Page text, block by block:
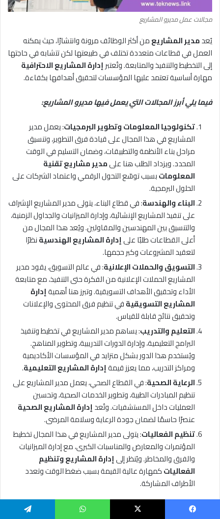
مجالات عمل مديرو المشاريع
يُعدمدير المشاريعمن أكثر الوظائف مرونة وانتشارًا، حيث يمكنه
العمل في قطاعات متعددة تختلف في طبيعتها لكن تتشابه في حاجتها
إلى التخطيط والتنفيذ والمتابعة. وتُعتبرإدارة المشاريع الاحترافية
مهارة أساسية تعتمد عليها المؤسسات لتحقيق أهدافها بكفاءة.
فيما يلي أبرز المجالات التي يعمل فيها مديرو المشاريع:
تكنولوجيا المعلومات وتطوير البرمجيات: يعمل مدير
المشاريع في هذا المجال على قيادة فرق التطوير، وتنسيق
مراحل بناء الأنظمة والتطبيقات، وضمان التسليم في الوقت
المحدد. ويزداد الطلب هنا علىمدير مشاريع تقنية
المعلوماتبسبب توسّع التحول الرقمي واعتماد الشركات على
الحلول البرمجية.
البناء والهندسة: في قطاع البناء، يتولى مدير المشاريع الإشراف
على تنفيذ المشاريع الإنشائية، وإدارة الميزانيات والجداول الزمنية،
والتنسيق بين المهندسين والمقاولين. ويُعد هذا المجال من
أعلى القطاعات طلبًا علىإدارة المشاريع الهندسيةنظرًا
لتعقيد المشروعات وكبر حجمها.
التسويق والحملات الإعلانية: في عالم التسويق، يقود مدير
المشاريع الحملات الإعلانية من الفكرة حتى التنفيذ، مع متابعة
الأداء وتحقيق الأهداف التسويقية. وتبرز هنا أهميةإدارة
المشاريع التسويقيةفي تنظيم فرق المحتوى والإعلانات
وتحقيق نتائج قابلة للقياس.
التعليم والتدريب: يساهم مدير المشاريع في تخطيط وتنفيذ
البرامج التعليمية، وإدارة الدورات التدريبية، وتطوير المناهج.
ويُستخدم هذا الدور بشكل متزايد في المؤسسات الأكاديمية
ومراكز التدريب، مما يعزز قيمةإدارة المشاريع التعليمية.
الرعاية الصحية: في القطاع الصحي، يعمل مدير المشاريع على
تنظيم المبادرات الطبية، وتطوير الخدمات الصحية، وتحسين
العمليات داخل المستشفيات. وتُعدإدارة المشاريع الصحية
عنصرًا حاسمًا لضمان جودة الرعاية وسلامة المرضى.
تنظيم الفعاليات: يتولى مدير المشاريع في هذا المجال تخطيط
المؤتمرات والمعارض والمناسبات الكبرى، مع إدارة الميزانيات
والفرق والمخاطر. ويُنظر إلىإدارة المشاريع وتنظيم
الفعالياتكمهارة عالية القيمة بسبب ضغط الوقت وتعدد
الأطراف المشاركة.
هل مجال إدارة المشاريع مناسب لك؟